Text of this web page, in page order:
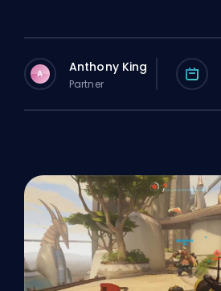
A Anthony King
Partner